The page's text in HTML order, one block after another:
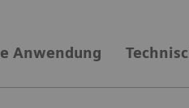
Anwendung